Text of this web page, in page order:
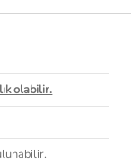
olabilir.